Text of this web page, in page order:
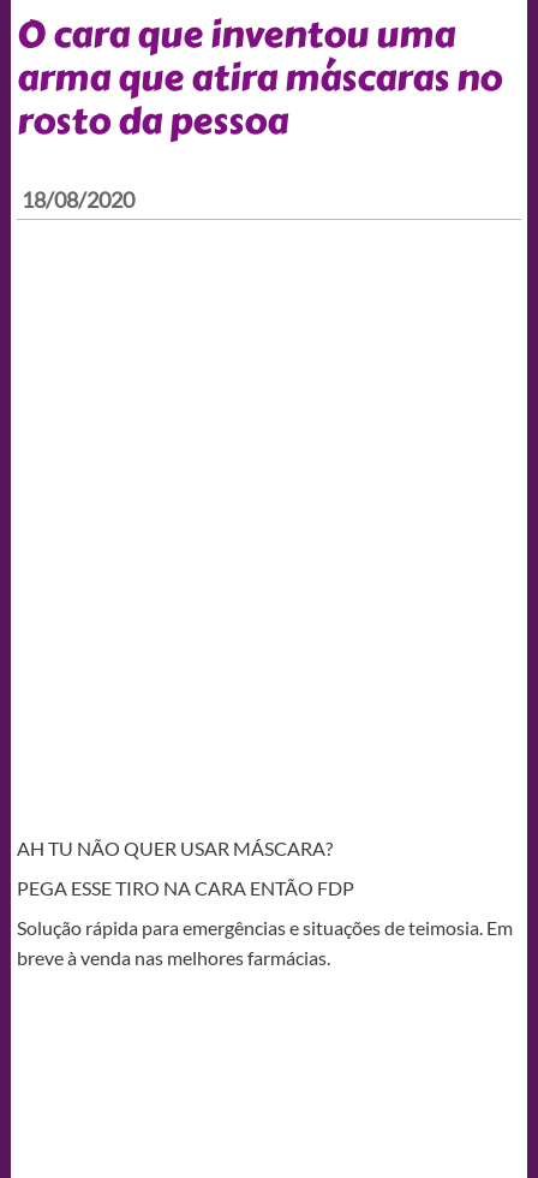
O cara que inventou uma
arma que atira máscaras no
rosto da pessoa
18/08/2020
AH TU NÃO QUER USAR MÁSCARA?
PEGA ESSE TIRO NA CARA ENTÃO FDP
Solução rápida para emergências e situações de teimosia. Em
breve à venda nas melhores farmácias.